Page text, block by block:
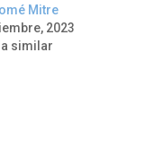
Mitre
2023
similar